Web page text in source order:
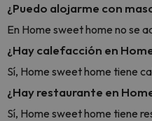
¿Puedo alojarme con
En Home sweet home no se
¿Hay calefacción en
Sí, Home sweet home tiene
¿Hay restaurante en
Sí, Home sweet home tiene